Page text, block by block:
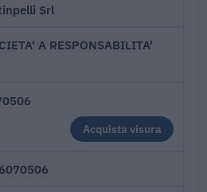
Srl
A RESPONSABILITA'
Acquista visura